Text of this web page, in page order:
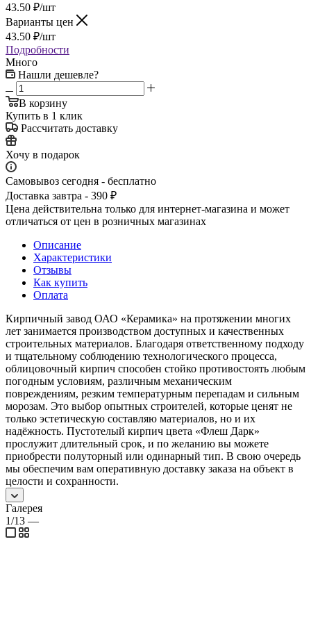
43.50 ₽/шт
Варианты цен
43.50 ₽/шт
Подробности
Много
Нашли дешевле?
В корзину
Купить в 1 клик
Рассчитать доставку
Хочу в подарок
Самовывоз сегодня - бесплатно
Доставка завтра - 390 ₽
Цена действительна только для интернет-магазина и может
отличаться от цен в розничных магазинах
Описание
Характеристики
Отзывы
Как купить
Оплата
Кирпичный завод ОАО «Керамика» на протяжении многих
лет занимается производством доступных и качественных
строительных материалов. Благодаря ответственному подходу
и тщательному соблюдению технологического процесса,
облицовочный кирпич способен стойко противостоять любым
погодным условиям, различным механическим
повреждениям, резким температурным перепадам и сильным
морозам. Это выбор опытных строителей, которые ценят не
только эстетическую составляю материалов, но и их
надёжность. Пустотелый кирпич цвета «Флеш Дарк»
прослужит длительный срок, и по желанию вы можете
приобрести полуторный или одинарный тип. В свою очередь
мы обеспечим вам оперативную доставку заказа на объект в
целости и сохранности.
Галерея
1/13 —